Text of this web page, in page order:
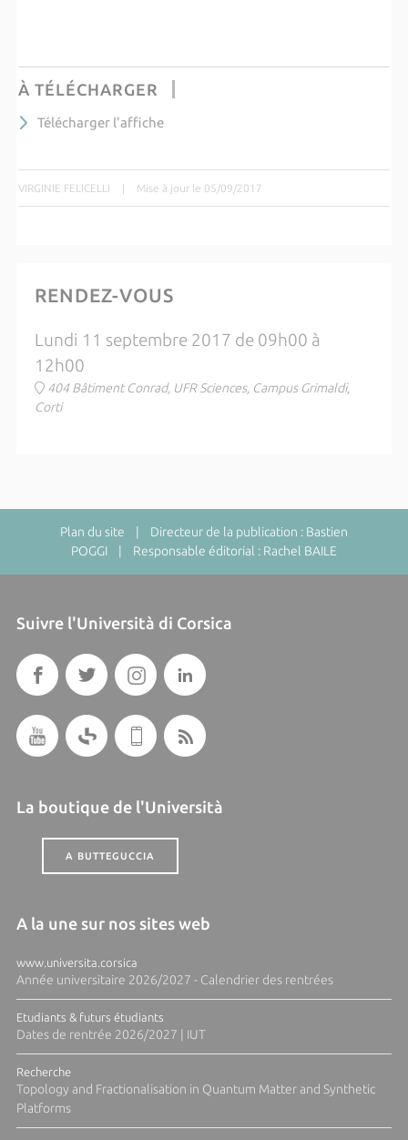
À TÉLÉCHARGER
Télécharger l'affiche
VIRGINIE FELICELLI | Mise à jour le 05/09/2017
RENDEZ-VOUS
Lundi 11 septembre 2017 de 09h00 à
12h00
404 Bâtiment Conrad, UFR Sciences, Campus Grimaldi,
Corti
Plan du site | Directeur de la publication : Bastien
POGGI | Responsable éditorial : Rachel BAILE
Suivre l'Università di Corsica
La boutique de l'Università
A BUTTEGUCCIA
A la une sur nos sites web
www.universita.corsica
Année universitaire 2026/2027 - Calendrier des rentrées
Etudiants & futurs étudiants
Dates de rentrée 2026/2027 | IUT
Recherche
Topology and Fractionalisation in Quantum Matter and Synthetic
Platforms